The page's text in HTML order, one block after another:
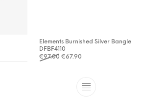
Elements Burnished Silver Bangle
DFBF4110
€97.00 Oorspronkelijke prijs was:
€67.90